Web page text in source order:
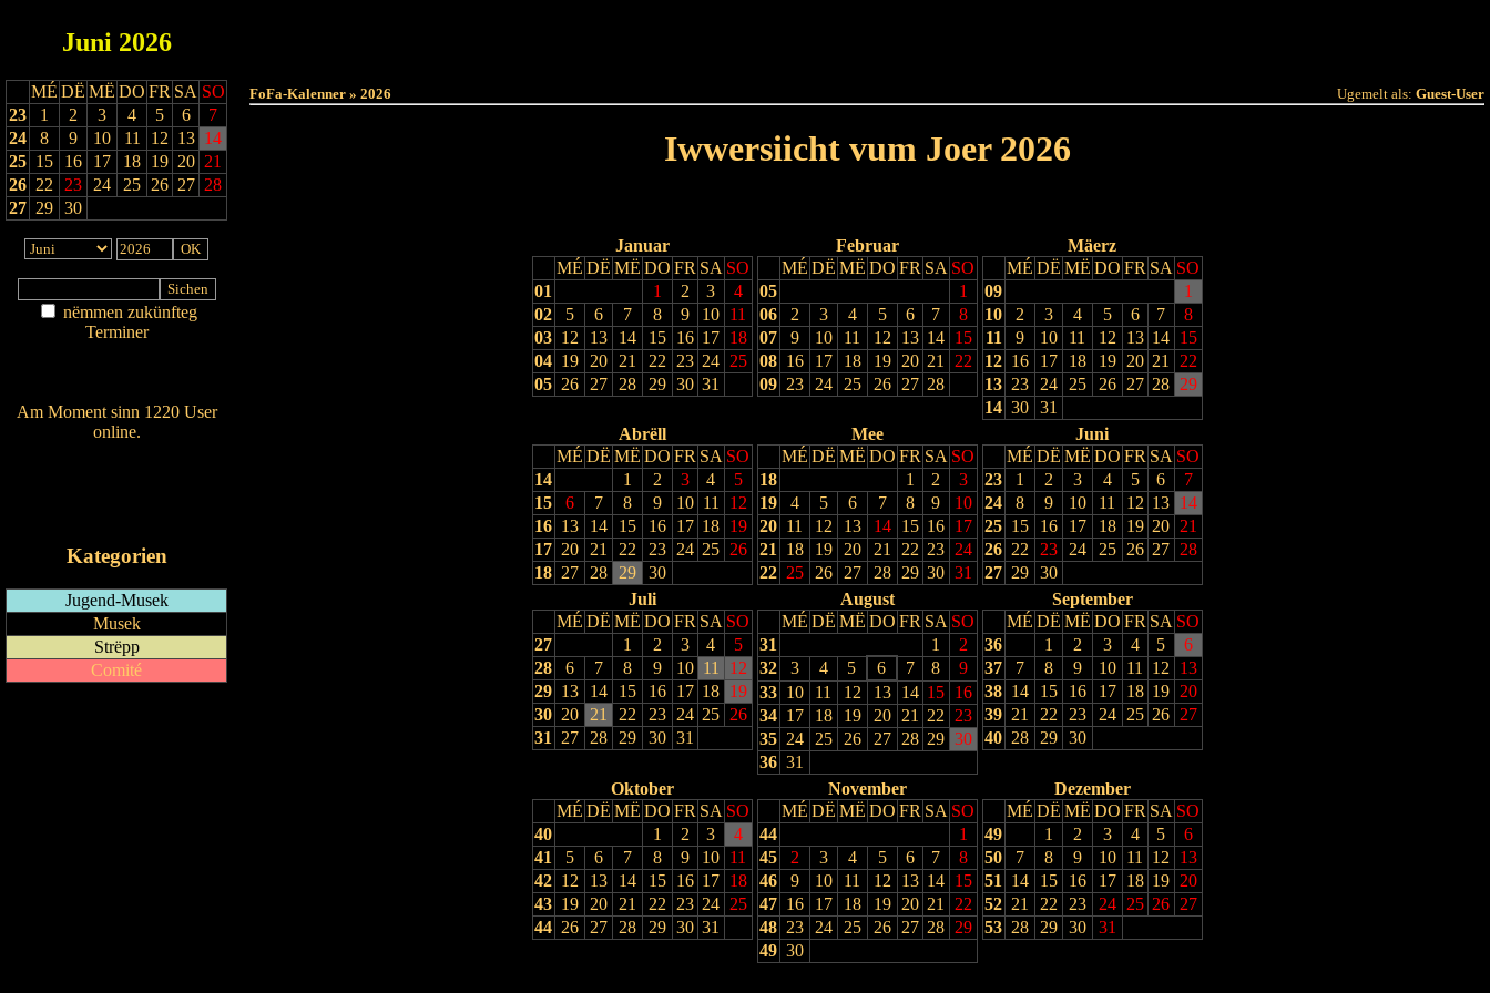
Juni 2026
MÉ DË MË DO FR SA SO
23
1 2 3 4 5 6
7
24
8 9 10 11 12 13 14
25 15 16 17 18 19 20 21
26 22 23 24 25 26 27 28
27 29 30
nëmmen zukünfteg
Terminer
Am Moment sinn 1220 User
online.
Kategorien
Jugend-Musek
Musek
Strëpp
Comité
FoFa-Kalenner » 2026 Ugemelt als: Guest-User
Iwwersiicht vum Joer 2026
Januar
MÉ DË MË DO FR SA SO
01
1 2 3
4
02
5 6 7 8 9 10 11
03 12 13 14 15 16 17 18
04 19 20 21 22 23 24 25
05 26 27 28 29 30 31
Februar
MÉ DË MË DO FR SA SO
05
1
06
2 3 4 5 6 7
8
07
9 10 11 12 13 14 15
08 16 17 18 19 20 21
22
09 23 24 25 26 27 28
Mäerz
MÉ DË MË DO FR SA SO
09
1
10
2 3 4 5 6 7
8
11
9 10 11 12 13 14 15
12 16 17 18 19 20 21
22
13 23 24 25 26 27 28 29
14 30
31
Abrëll
MÉ DË MË DO FR SA SO
14
1 2 3 4
5
15
6 7 8 9 10 11
12
16 13 14 15 16 17 18 19
17 20 21 22 23 24 25 26
18 27 28 29 30
Mee
MÉ DË MË DO FR SA SO
18
1 2
3
19
4 5 6 7 8 9
10
20 11 12 13 14 15 16 17
21
18 19 20 21 22 23 24
22 25 26 27 28 29 30 31
Juni
MÉ DË MË DO FR SA SO
23
1 2 3 4 5 6
7
24
8 9 10 11 12 13 14
25 15 16 17 18 19 20 21
26 22 23 24 25 26 27 28
27 29
30
Juli
MÉ DË MË DO FR SA SO
27
1 2 3 4
5
28
6 7 8 9 10 11
12
29 13 14 15 16 17 18 19
30 20 21 22 23 24 25 26
31
27 28 29 30 31
August
MÉ DË MË DO FR SA SO
31
1
2
32
3 4 5 6 7 8
9
33 10 11 12 13 14 15 16
34 17 18 19 20 21 22
23
35 24 25 26 27 28 29 30
36 31
September
MÉ DË MË DO FR SA SO
36
1 2 3 4 5
6
37
7 8 9 10 11 12
13
38 14 15 16 17 18 19 20
39 21 22 23 24 25 26 27
40 28 29 30
Oktober
MÉ DË MË DO FR SA SO
40
1 2 3
4
41
5 6 7 8 9 10 11
42 12 13 14 15 16 17 18
43 19 20 21 22 23 24 25
44 26 27 28 29 30 31
November
MÉ DË MË DO FR SA SO
44
1
45
2 3 4 5 6 7
8
46
9 10 11 12 13 14 15
47 16 17 18 19 20 21
22
48 23 24 25 26 27 28 29
49 30
Dezember
MÉ DË MË DO FR SA SO
49
1 2 3 4 5
6
50
7 8 9 10 11 12
13
51
14 15 16 17 18 19 20
52 21 22 23 24 25 26 27
53 28 29 30 31